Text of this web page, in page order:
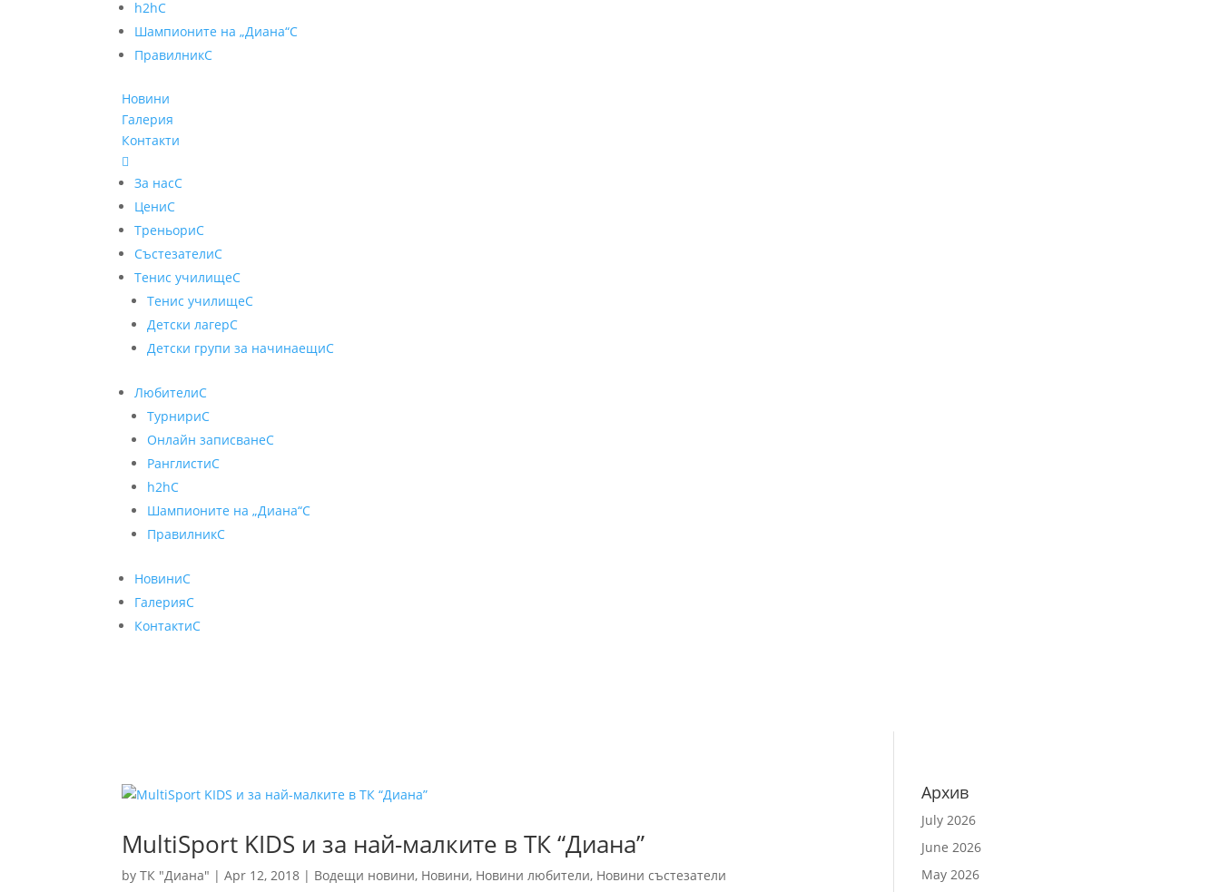
h2hC
Шампионите на „Диана“C
ПравилникC
Новини
Галерия
Контакти

За насC
ЦениC
ТреньориC
СъстезателиC
Тенис училищеC
Тенис училищеC
Детски лагерC
Детски групи за начинаещиC
ЛюбителиC
ТурнириC
Онлайн записванеC
РанглистиC
h2hC
Шампионите на „Диана“C
ПравилникC
НовиниC
ГалерияC
КонтактиC
MultiSport KIDS и за най-малките в ТК “Диана”
byТК "Диана" |Apr 12, 2018 | Водещи новини, Новини, Новини любители, Новини състезатели
Архив
July 2026
June 2026
May 2026